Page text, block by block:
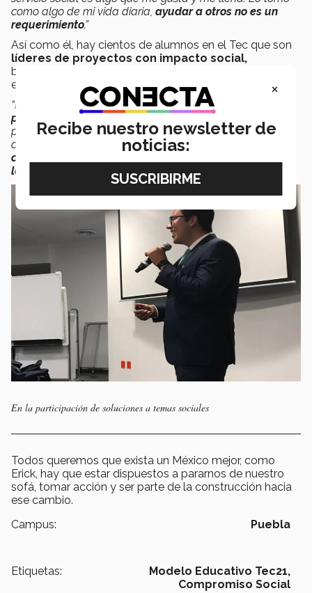
como algo de mi vida diaria, ayudar a otros no es un
requerimiento.”
Así como él, hay cientos de alumnos en el Tec que son
líderes de proyectos con impacto social,
buscando que, paso a paso, se generen cambios en la
esfera local, nacional y mundial.
“Para cambiar al mundo se necesitanpasos de bebé y
pequeñas acciones
. Algo motivante que te desarrolle
para lograruna visión transformadoray volverte agente
de cambio.
No hace falta intención, sino acción,
constancia. Una mejor sociedad con la suma de todos
los mejores proyectos que podemos realizar
En la participación de soluciones a temas sociales
Todos queremos que exista un México mejor, como
Erick, hay que estar dispuestos a pararnos de nuestro
sofá, tomar acción y ser parte de la construcción hacia
ese cambio.
Campus:
Puebla
Etiquetas:
Modelo Educativo Tec21,
Compromiso Social
×
Recibe nuestro newsletter de
noticias: